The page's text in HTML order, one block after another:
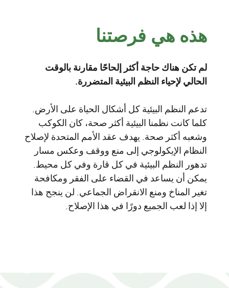
هذه هي فرصتنا
لم تكن هناك حاجة أكثر إلحاحًا مقارنة بالوقت
الحالي لإحياء النظم البيئية المتضررة.
تدعم النظم البيئية كل أشكال الحياة على الأرض.
كلما كانت نظمنا البيئية أكثر صحة، كان الكوكب
وشعبه أكثر صحة. يهدف عقد الأمم المتحدة لإصلاح
النظام الإيكولوجي إلى منع ووقف وعكس مسار
تدهور النظم البيئية في كل قارة وفي كل محيط.
يمكن أن يساعد في القضاء على الفقر ومكافحة
تغير المناخ ومنع الانقراض الجماعي. لن ينجح هذا
إلا إذا لعب الجميع دورًا في هذا الإصلاح.